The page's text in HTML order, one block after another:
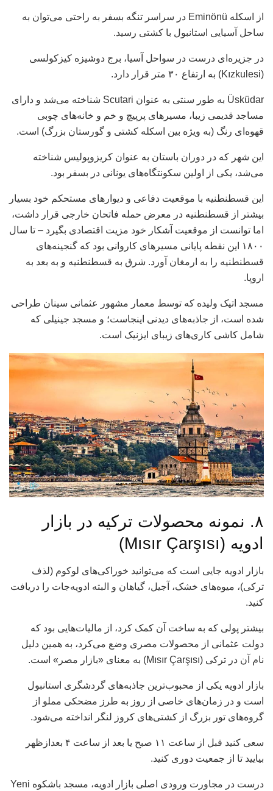
از اسکله Eminönü در سراسر تنگه بسفر به راحتی می‌توان به
ساحل آسیایی استانبول با کشتی رسید.
در جزیره‌ای درست در سواحل آسیا، برج دوشیزه کیزکولسی
(Kızkulesi) به ارتفاع ۳۰ متر قرار دارد.
Üsküdar به طور سنتی به عنوان Scutari شناخته می‌شد و دارای
مساجد قدیمی زیبا، مسیرهای پرپیچ و خم و خانه‌های چوبی
قهوه‌ای رنگ (به ویژه بین اسکله کشتی و گورستان بزرگ) است.
این شهر که در دوران باستان به عنوان کریزوپولیس شناخته
می‌شد، یکی از اولین سکونتگاه‌های یونانی در بسفر بود.
این قسطنطنیه با موقعیت دفاعی و دیوارهای مستحکم خود بسیار
بیشتر از قسطنطنیه در معرض حمله فاتحان خارجی قرار داشت،
اما توانست از موقعیت آشکار خود مزیت اقتصادی بگیرد – تا سال
۱۸۰۰ این نقطه پایانی مسیرهای کاروانی بود که گنجینه‌های
قسطنطنیه را به ارمغان آورد. شرق به قسطنطنیه و به بعد به
اروپا.
مسجد اتیک ولیده که توسط معمار مشهور عثمانی سینان طراحی
شده است، از جاذبه‌های دیدنی اینجاست؛ و مسجد جینیلی که
شامل کاشی کاری‌های زیبای ایزنیک است.
۸. نمونه محصولات ترکیه در بازار
ادویه (Mısır Çarşısı)
بازار ادویه جایی است که می‌توانید خوراکی‌های لوکوم (لذف
ترکی)، میوه‌های خشک، آجیل، گیاهان و البته ادویه‌جات را دریافت
کنید.
بیشتر پولی که به ساخت آن کمک کرد، از مالیات‌هایی بود که
دولت عثمانی از محصولات مصری وضع می‌کرد، به همین دلیل
نام آن در ترکی (Mısır Çarşısı) به معنای «بازار مصر» است.
بازار ادویه یکی از محبوب‌ترین جاذبه‌های گردشگری استانبول
است و در زمان‌های خاصی از روز به طرز مضحکی مملو از
گروه‌های تور بزرگ از کشتی‌های کروز لنگر انداخته می‌شود.
سعی کنید قبل از ساعت ۱۱ صبح یا بعد از ساعت ۴ بعدازظهر
بیایید تا از جمعیت دوری کنید.
درست در مجاورت ورودی اصلی بازار ادویه، مسجد باشکوه Yeni